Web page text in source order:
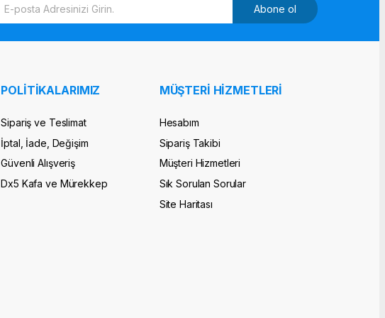
Abone ol
POLİTİKALARIMIZ
Sipariş ve Teslimat
İptal, İade, Değişim
Güvenli Alışveriş
Dx5 Kafa ve Mürekkep
MÜŞTERİ HİZMETLERİ
Hesabım
Sipariş Takibi
Müşteri Hizmetleri
Sık Sorulan Sorular
Site Haritası